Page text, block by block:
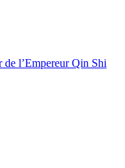
de l’Empereur Qin Shi